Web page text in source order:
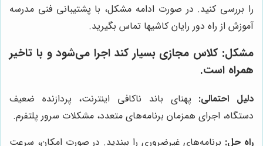
را بررسی کنید. در صورت ادامه مشکل، با پشتیبانی فنی مدرسه
آموزش از راه دور رایان کاشیها تماس بگیرید.
مشکل: کلاس مجازی بسیار کند اجرا می‌شود و با تاخیر
همراه است.
دلیل احتمالی: پهنای باند ناکافی اینترنت، پردازنده ضعیف
دستگاه، اجرای همزمان برنامه‌های متعدد، مشکلات سرور پلتفرم.
راه حل: برنامه‌های غیرضروری را ببندید. در صورت امکان، سرعت